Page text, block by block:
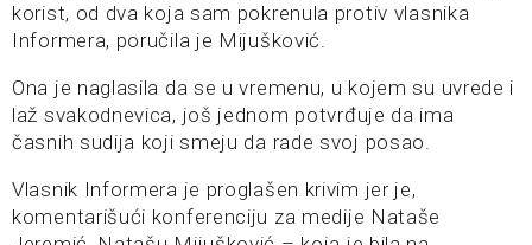
korist, od dva koja sam pokrenula protiv vlasnika
Informera, poručila je Mijušković.
Ona je naglasila da se u vremenu, u kojem su uvrede i
laž svakodnevica, još jednom potvrđuje da ima
časnih sudija koji smeju da rade svoj posao.
Vlasnik Informera je proglašen krivim jer je,
komentarišući konferenciju za medije Nataše